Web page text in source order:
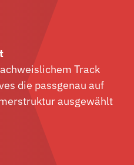
Track
die passgenau auf
ausgewählt